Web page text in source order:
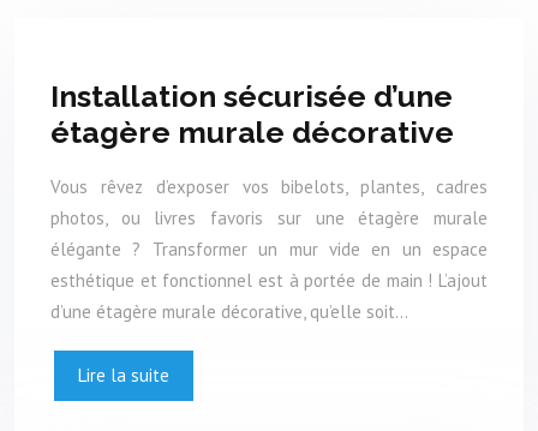
Installation sécurisée d’une
étagère murale décorative
Vous rêvez d’exposer vos bibelots, plantes, cadres
photos, ou livres favoris sur une étagère murale
élégante ? Transformer un mur vide en un espace
esthétique et fonctionnel est à portée de main ! L’ajout
d’une étagère murale décorative, qu’elle soit…
Lire la suite